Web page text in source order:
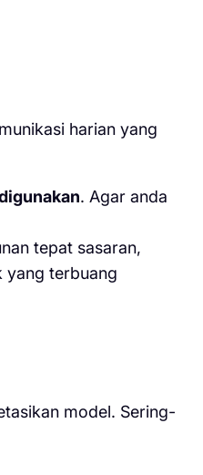
harian yang
. Agar anda
tepat sasaran,
yang terbuang
model. Sering-